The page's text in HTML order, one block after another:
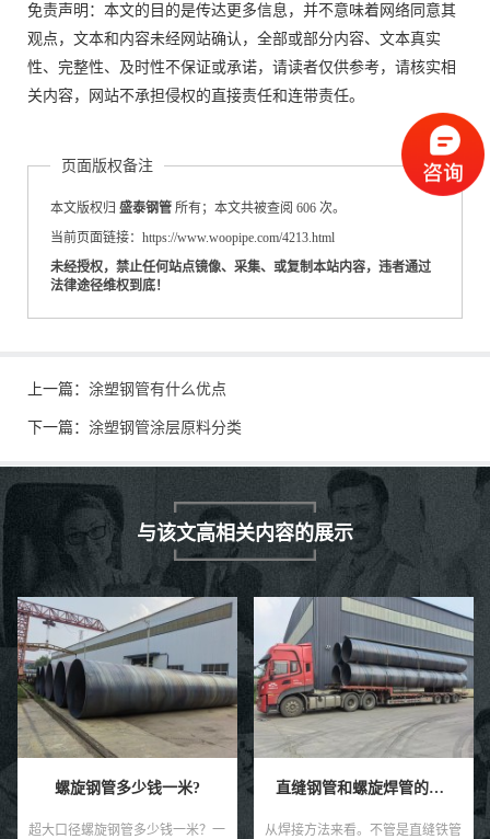
免责声明：本文的目的是传达更多信息，并不意味着网络同意其
观点，文本和内容未经网站确认，全部或部分内容、文本真实
性、完整性、及时性不保证或承诺，请读者仅供参考，请核实相
关内容，网站不承担侵权的直接责任和连带责任。
页面版权备注
本文版权归 盛泰钢管 所有；本文共被查阅 606 次。
当前页面链接：https://www.woopipe.com/4213.html
未经授权，禁止任何站点镜像、采集、或复制本站内容，违者通过
法律途径维权到底！
上一篇： 涂塑钢管有什么优点
下一篇： 涂塑钢管涂层原料分类
与该文高相关内容的展示
螺旋钢管多少钱一米?
超大口径螺旋钢管多少钱一米？一
直缝钢管和螺旋焊管的区别
从焊接方法来看。不管是直缝铁管